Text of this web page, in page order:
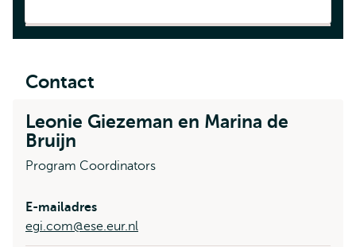
Contact
Leonie Giezeman en Marina de
Bruijn
Program Coordinators
E-mailadres
egi.com@ese.eur.nl